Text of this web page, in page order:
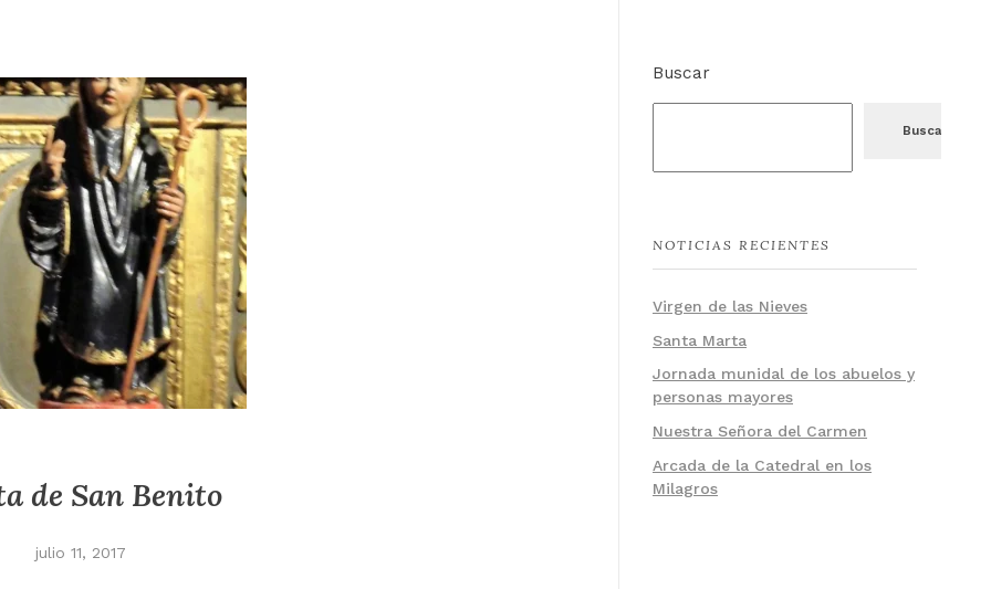
de San Benito
julio 11, 2017
Buscar
Buscar
NOTICIAS RECIENTES
Virgen de las Nieves
Santa Marta
Jornada munidal de los abuelos y
personas mayores
Nuestra Señora del Carmen
Arcada de la Catedral en los
Milagros